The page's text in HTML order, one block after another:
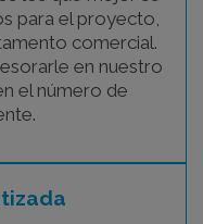
para el proyecto,
comercial.
en nuestro
el número de